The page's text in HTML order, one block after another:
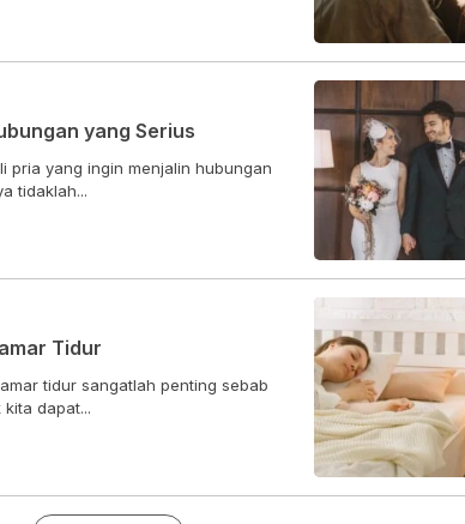
yang Serius
pria yang ingin menjalin hubungan
tidaklah...
Tidur
tidur sangatlah penting sebab
dapat...